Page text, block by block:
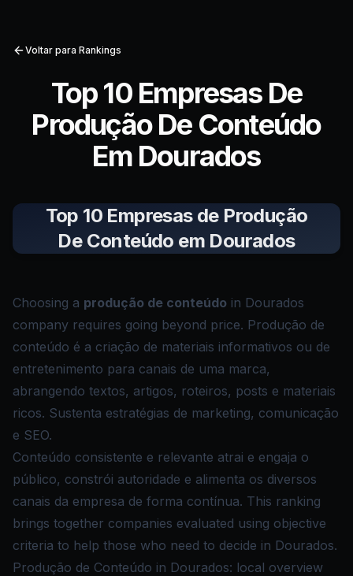
Voltar para Rankings
Top 10 Empresas De
Produção De Conteúdo
Em Dourados
Top 10 Empresas de Produção
De Conteúdo em Dourados
Choosing a produção de conteúdo in Dourados
company requires going beyond price. Produção de
conteúdo é a criação de materiais informativos ou de
entretenimento para canais de uma marca,
abrangendo textos, artigos, roteiros, posts e materiais
ricos. Sustenta estratégias de marketing, comunicação
e SEO.
Conteúdo consistente e relevante atrai e engaja o
público, constrói autoridade e alimenta os diversos
canais da empresa de forma contínua. This ranking
brings together companies evaluated using objective
criteria to help those who need to decide in Dourados.
Produção de Conteúdo in Dourados: local overview